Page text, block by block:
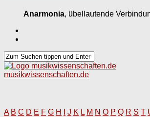
Anarmonia, übellautende
musikwissenschaften.de
A B C D E F G H J K L M N O P Q R S T